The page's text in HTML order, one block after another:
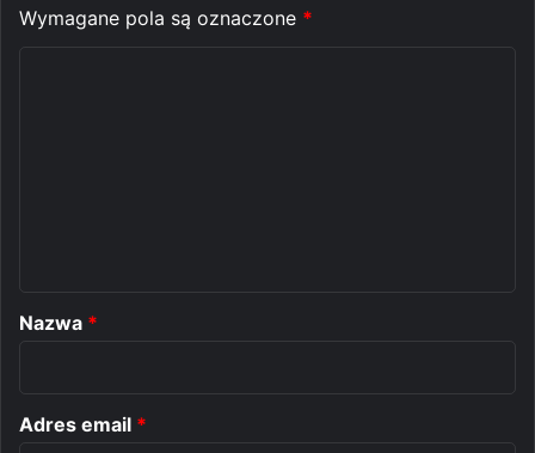
Wymagane pola są oznaczone *
r
Nazwa *
Adres email *